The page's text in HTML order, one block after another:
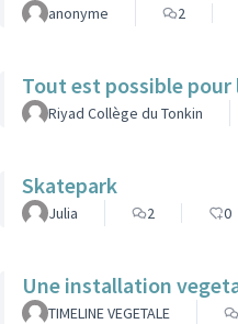
anonyme 2
Tout est possible pour
Riyad Collège du Tonkin
Skatepark
Julia 2 0
Une installation
TIMELINE VEGETALE